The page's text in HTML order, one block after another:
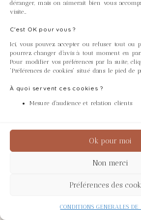
déranger, mais on aimerait bien vous
visite…
C'est OK pour vous ?
Ici, vous pouvez accepter ou refuser tout ou
pourrez changer d'avis à tout moment en
Pour modifier vos préférences par la suite,
'Préférences de cookies' situé dans le pied de
À quoi servent ces cookies ?
Mesure d'audience et relation clients
Ok pour moi
Non merci
Préférences des
CONDITIONS GENERALES
fait tout naturellement partie
Nous sommes pleinement
de l’équilibre écologique, si
planter pour chaque article
de reforestation dans le monde
agissant dans la lutte
En tant que client, vous jouez